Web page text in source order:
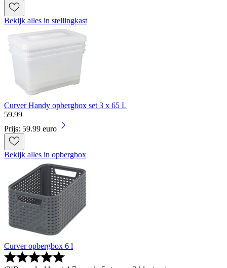
Bekijk alles in stellingkast
Curver Handy opbergbox set 3 x 65 L
59.99
Prijs: 59.99 euro
Bekijk alles in opbergbox
Curver opbergbox 6 l